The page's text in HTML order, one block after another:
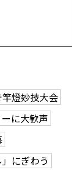
燈妙技大会
に大歓声
にぎわう